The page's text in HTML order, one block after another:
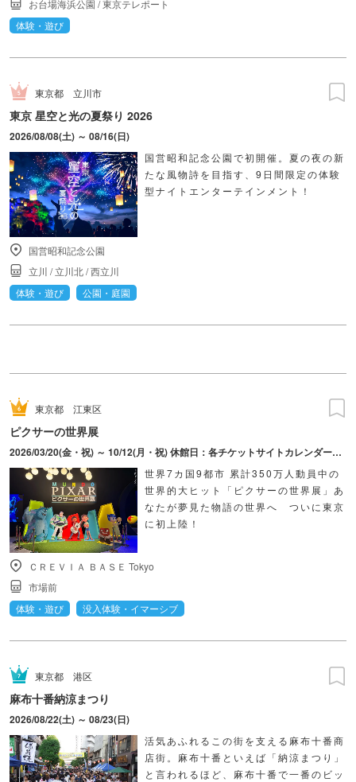
お台場海浜公園 /東京テレポート
体験・遊び
東京都 立川市
東京 星空と光の夏祭り 2026
2026/08/08(土) ～ 08/16(日)
国営昭和記念公園で初開催。夏の夜の新
たな風物詩を目指す、9日間限定の体験
型ナイトエンターテインメント！
国営昭和記念公園
立川 /立川北/西立川
体験・遊び
公園・庭園
東京都 江東区
ピクサーの世界展
2026/03/20(金・祝) ～ 10/12(月・祝) 休館日：各チケットサイトカレンダーにてご確認ください。
世界7カ国9都市 累計350万人動員中の
世界的大ヒット「ピクサーの世界展」あ
なたが夢見た物語の世界へ ついに東京
に初上陸！
ＣＲＥＶＩＡ ＢＡＳＥ Tokyo
市場前
体験・遊び
没入体験・イマーシブ
東京都 港区
麻布十番納涼まつり
2026/08/22(土) ～ 08/23(日)
活気あふれるこの街を支える麻布十番商
店街。麻布十番といえば「納涼まつり」
と言われるほど、麻布十番で一番のビッ